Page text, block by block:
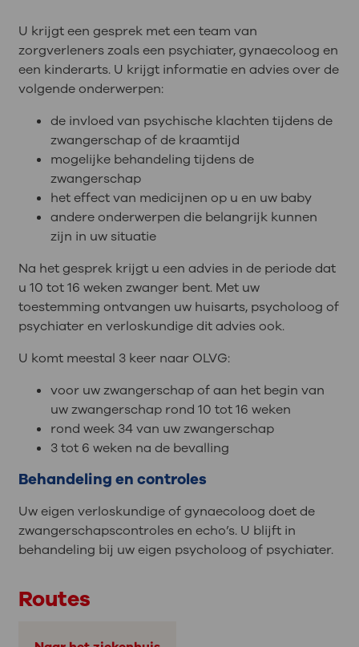
U krijgt een gesprek met een team van
zorgverleners zoals een psychiater, gynaecoloog en
een kinderarts. U krijgt informatie en advies over de
volgende onderwerpen:
de invloed van psychische klachten tijdens de
zwangerschap of de kraamtijd
mogelijke behandeling tijdens de
zwangerschap
het effect van medicijnen op u en uw baby
andere onderwerpen die belangrijk kunnen
zijn in uw situatie
Na het gesprek krijgt u een advies in de periode dat
u 10 tot 16 weken zwanger bent. Met uw
toestemming ontvangen uw huisarts, psycholoog of
psychiater en verloskundige dit advies ook.
U komt meestal 3 keer naar OLVG:
voor uw zwangerschap of aan het begin van
uw zwangerschap rond 10 tot 16 weken
rond week 34 van uw zwangerschap
3 tot 6 weken na de bevalling
Behandeling en controles
Uw eigen verloskundige of gynaecoloog doet de
zwangerschapscontroles en echo’s. U blijft in
behandeling bij uw eigen psycholoog of psychiater.
Routes